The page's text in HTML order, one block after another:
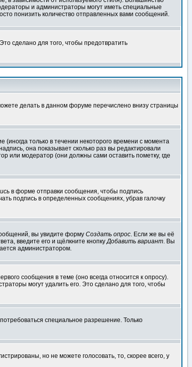
и администраторы могут иметь специальные
понизить количество отправленных вами сообщений.
сделано для того, чтобы предотвратить
делать в данном форуме перечислено внизу страницы
только в течении некоторого времени с момента
она показывает сколько раз вы редактировали
или модератор (они должны сами оставить пометку, где
в форме отправки сообщения, чтобы подпись
подпись в определенных сообщениях, убрав галочку
вы увидите форму Создать опрос. Если же вы её
введите его и щёлкните кнопкуДобавить вариант. Вы
администратором.
сообщения в теме (оно всегда относится к опросу).
могут удалить его. Это сделано для того, чтобы
специальное разрешение. Только
но не можете голосовать, то, скорее всего, у